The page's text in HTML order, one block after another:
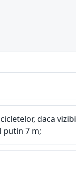
daca
putin 7 m;